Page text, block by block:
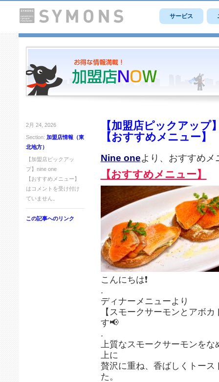
サービス
2月 24, 2026
Section: 加盟店情報（東
北地方）
【加盟店ピックアッ
プ】nine one
【おすすめメニュー】
は コメントを受け付け
ていません。
この記事へのリンク
【加盟店ピックアップ
【おすすめメニュー】
Nine oneより、おすすめ
【おすすめメニュー】
こんにちは❗️
.
ディナーメニューより
【スモークサーモンとアボ
す📢
.
上質なスモークサーモンを
上に
贅沢に重ね、香ばしくトー
た。